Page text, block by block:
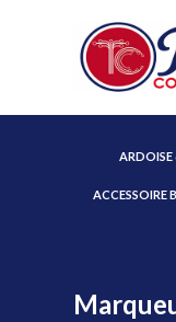
ARDOISE
ACCESSOIRE